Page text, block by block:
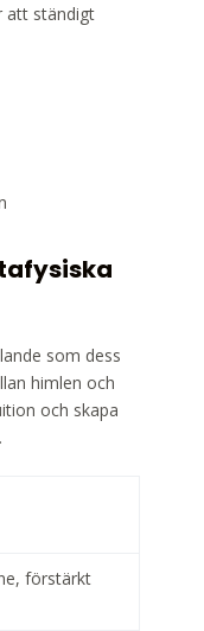
att ständigt
som dess
himlen och
och skapa
förstärkt